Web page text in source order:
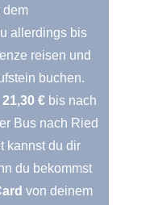
dem
allerdings bis
reisen und
buchen.
€ bis nach
Bus nach Ried
kannst du dir
du bekommst
von deinem